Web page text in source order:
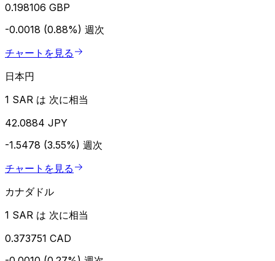
0.198106 GBP
-0.0018 (0.88%) 週次
チャートを見る
日本円
1 SAR は 次に相当
42.0884 JPY
-1.5478 (3.55%) 週次
チャートを見る
カナダドル
1 SAR は 次に相当
0.373751 CAD